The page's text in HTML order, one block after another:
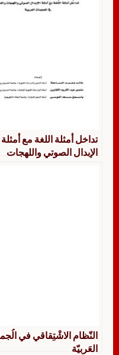
تداخل أمثلة اللغة مع أمثلة
الإبدال الصوتي واللهجات
النّظام الاشْتِقاقي في
العَربيّة